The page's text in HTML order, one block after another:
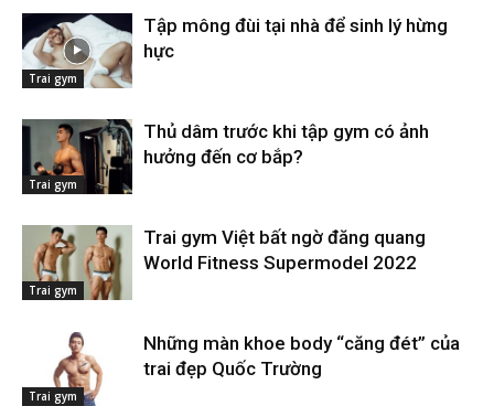
Trai gym
Tập mông đùi tại nhà để sinh lý hừng
hực
Trai gym
Thủ dâm trước khi tập gym có ảnh
hưởng đến cơ bắp?
Trai gym
Trai gym Việt bất ngờ đăng quang
World Fitness Supermodel 2022
Trai gym
Những màn khoe body “căng đét” của
trai đẹp Quốc Trường